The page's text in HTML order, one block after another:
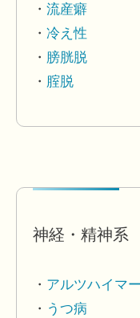
流産癖
冷え性
膀胱脱
腟脱
神経・精神系
アルツハイマ
うつ病